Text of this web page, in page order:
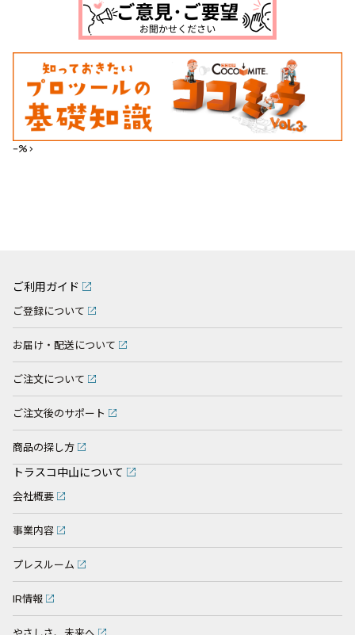
--%>
ご利用ガイド
ご登録について
お届け・配送について
ご注文について
ご注文後のサポート
商品の探し方
トラスコ中山について
会社概要
事業内容
プレスルーム
IR情報